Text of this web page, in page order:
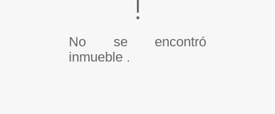
No se encontró
inmueble .